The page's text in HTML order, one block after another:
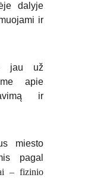
dalyje
ir
jau už
apie
ir
miesto
pagal
– fizinio